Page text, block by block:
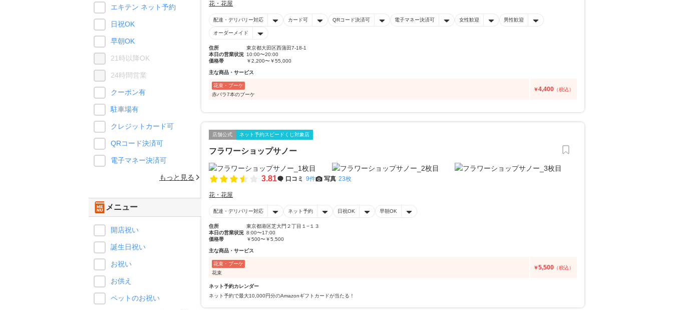
花・花屋
配達・デリバリー対応 カード可 QRコード決済可 電子マネー決済可 女性歓迎 男性歓迎
オーダーメイド
住所
東京都大田区西蒲田7-18-1
本日の営業状況 10:00〜20:00
価格帯
￥2,200〜￥55,000
主な商品・サービス
花束・ブーケ
赤バラ7本のブーケ
￥4,400 （税込）
店舗公式 ネット予約スピードくじ対象店
フラワーショップサノー
3.81 口コミ 9件 写真 23枚
花・花屋
配達・デリバリー対応 ネット予約 日祝OK 早朝OK
住所
東京都港区芝大門２丁目１−１３
本日の営業状況 8:00〜17:00
価格帯
￥500〜￥5,500
主な商品・サービス
花束・ブーケ
花束
￥5,500 （税込）
ネット予約カレンダー
ネット予約で最大10,000円分のAmazonギフトカードが当たる！
エキテン ネット予約
日祝OK
早朝OK
21時以降OK
24時間営業
クーポン有
駐車場有
クレジットカード可
QRコード決済可
電子マネー決済可
もっと見る
メニュー
開店祝い
誕生日祝い
お祝い
お供え
ペットのお祝い